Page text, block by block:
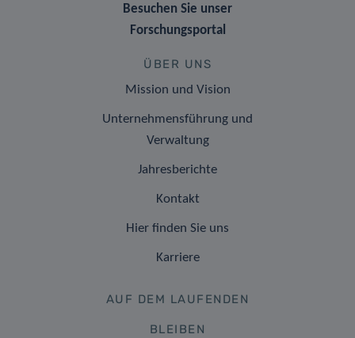
Besuchen Sie unser
Forschungsportal
ÜBER UNS
Mission und Vision
Unternehmensführung und
Verwaltung
Jahresberichte
Kontakt
Hier finden Sie uns
Karriere
AUF DEM LAUFENDEN
BLEIBEN